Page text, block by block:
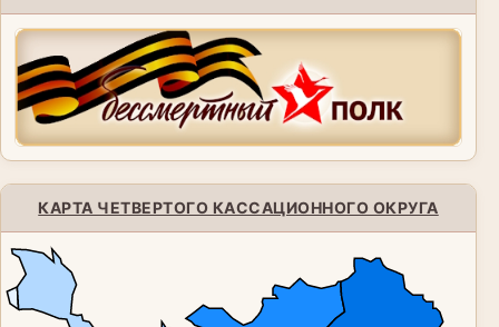
КАРТА ЧЕТВЕРТОГО КАССАЦИОННОГО ОКРУГА